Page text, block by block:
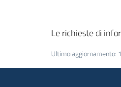
Le richieste di
Ultimo aggiornamento: